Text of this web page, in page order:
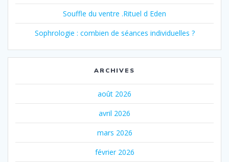
Souffle du ventre .Rituel d Eden
Sophrologie : combien de séances individuelles ?
ARCHIVES
août 2026
avril 2026
mars 2026
février 2026